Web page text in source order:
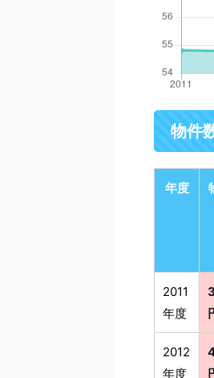
物件
年度
2011
年度
2012
年度